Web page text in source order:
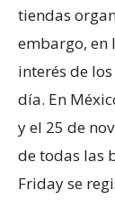
tiendas
embargo, en
interés de
día. En
y el 25 de
de todas las
Friday se